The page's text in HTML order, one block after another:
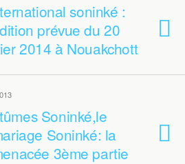
soninké :
prévue du 20
2014 à Nouakchott
Soninké,le
Soninké: la
3ème partie